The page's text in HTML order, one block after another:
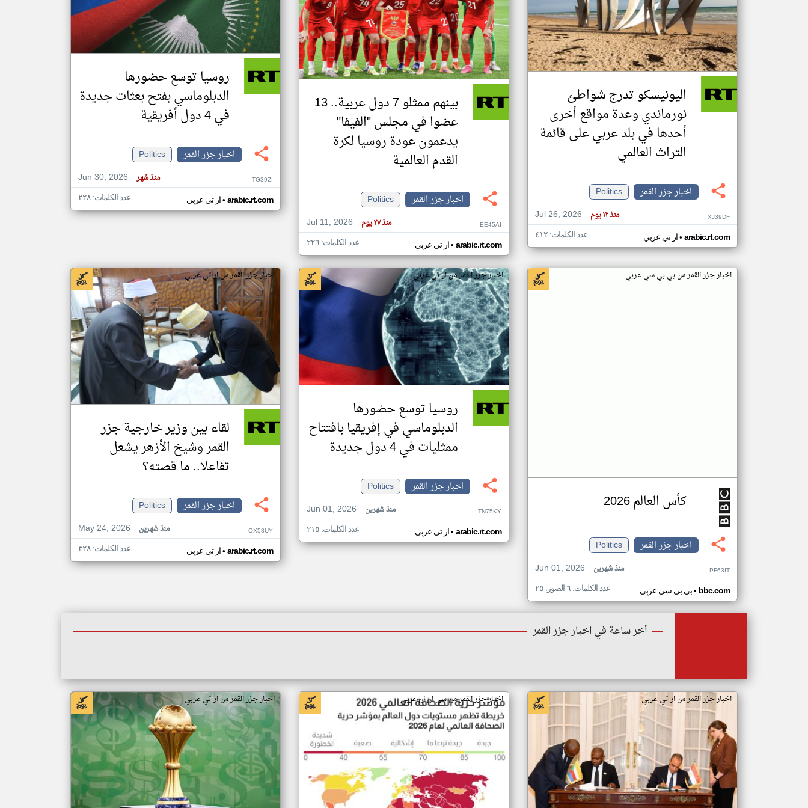
تغيير الدولة
اخبار جزر القمر على مدار الساعة
أهم اخبار جزر القمر العاجلة والمباشرة
اليونيسكو تدرج شواطئ
نورماندي وعدة مواقع أخرى
أحدها في بلد عربي على قائمة
التراث العالمي
اخبار جزر القمر
Politics
Jul 26, 2026
منذ ١٢ يوم XJ39DF
ار تي عربي• arabic.rt.com عدد الكلمات: ٤١٢
بينهم ممثلو 7 دول عربية.. 13
عضوا في مجلس "الفيفا"
يدعمون عودة روسيا لكرة
القدم العالمية
اخبار جزر القمر
Politics
Jul 11, 2026
منذ ٢٧ يوم EE45AI
ار تي عربي• arabic.rt.com عدد الكلمات: ٢٢٦
روسيا توسع حضورها
الدبلوماسي بفتح بعثات جديدة
في 4 دول أفريقية
اخبار جزر القمر
Politics
Jun 30, 2026
منذ شهر TG39ZI
ار تي عربي• arabic.rt.com عدد الكلمات: ٢٢٨
اخبار جزر القمر من بي بي سي عربي
كأس العالم 2026
اخبار جزر القمر
Politics
Jun 01, 2026
منذ شهرين PF63IT
بي بي سي عربي• bbc.com عدد الكلمات: ٦ الصور: ٢٥
اخبار جزر القمر من ار تي عربي
روسيا توسع حضورها
الدبلوماسي في إفريقيا بافتتاح
ممثليات في 4 دول جديدة
اخبار جزر القمر
Politics
Jun 01, 2026
منذ شهرين TN75KY
ار تي عربي• arabic.rt.com عدد الكلمات: ٢١٥
اخبار جزر القمر من ار تي عربي
لقاء بين وزير خارجية جزر
القمر وشيخ الأزهر يشعل
تفاعلا.. ما قصته؟
اخبار جزر القمر
Politics
May 24, 2026
منذ شهرين OX58UY
ار تي عربي• arabic.rt.com عدد الكلمات: ٣٢٨
أخر ساعة في اخبار جزر القمر
اخبار جزر القمر من ار تي عربي اخبار جزر القمر من سي ان ان عربي اخبار جزر القمر من ار تي عربي
klyoum.com